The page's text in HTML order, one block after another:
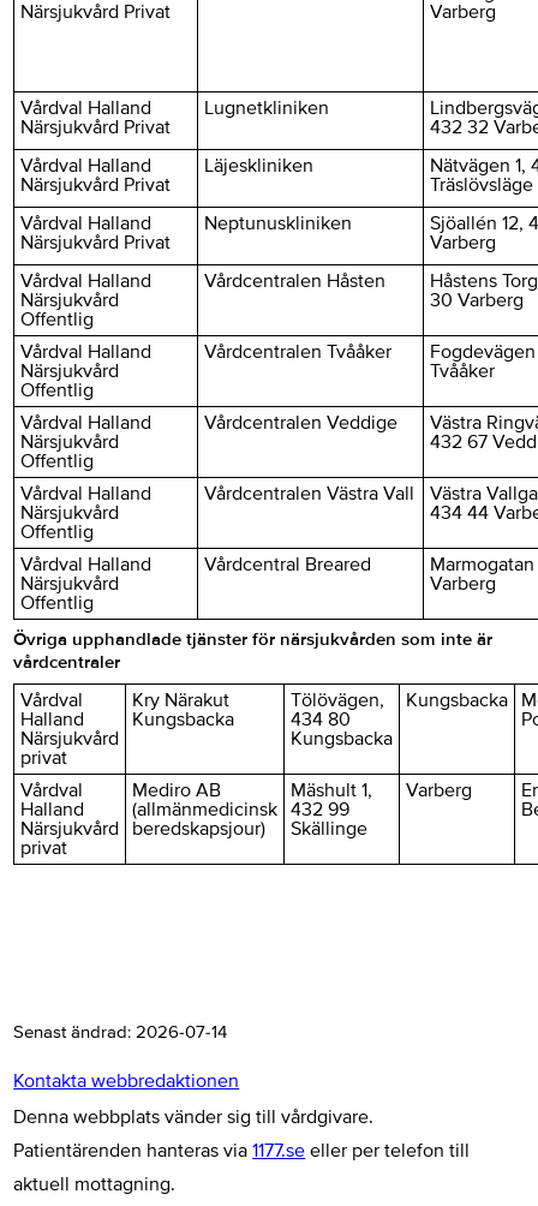
Närsjukvård Privat
Varberg
Vårdval Halland
Närsjukvård Privat
Lugnetkliniken
432 32
Vårdval Halland
Närsjukvård Privat
Läjeskliniken
Nätvägen 1,
Träslövsläge
Vårdval Halland
Närsjukvård Privat
Neptunuskliniken
Sjöallén 12,
Varberg
Vårdval Halland
Närsjukvård
Offentlig
Vårdcentralen Håsten
Håstens
30 Varberg
Vårdval Halland
Närsjukvård
Offentlig
Vårdcentralen Tvååker
Tvååker
Vårdval Halland
Närsjukvård
Offentlig
Vårdcentralen Veddige
Västra
432 67
Vårdval Halland
Närsjukvård
Offentlig
Vårdcentralen Västra Vall
Västra
434 44
Vårdval Halland
Närsjukvård
Offentlig
Vårdcentral Breared
Varberg
Övriga upphandlade tjänster för närsjukvården som inte är
vårdcentraler
Vårdval
Halland
Närsjukvård
privat
Kry Närakut
Kungsbacka
Tölövägen,
434 80
Kungsbacka
Kungsbacka
Vårdval
Halland
Närsjukvård
privat
Mediro AB
(allmänmedicinsk
beredskapsjour)
Mäshult 1,
432 99
Skällinge
Varberg
Senast ändrad:2026-07-14
Kontakta webbredaktionen
Denna webbplats vänder sig till vårdgivare.
Patientärenden hanteras via1177.se eller per telefon till
aktuell mottagning.